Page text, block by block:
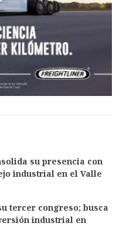
su presencia con
industrial en el Valle
tercer congreso; busca
industrial en